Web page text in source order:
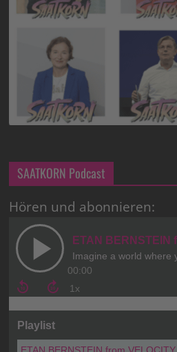
SAATKORN Podcast
Hören und abonnieren: